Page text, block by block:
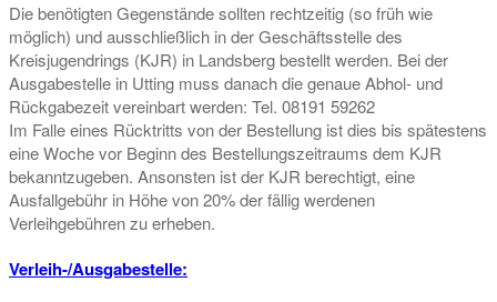
Die benötigten Gegenstände sollten rechtzeitig (so früh wie
möglich) und ausschließlich in der Geschäftsstelle des
Kreisjugendrings (KJR) in Landsberg bestellt werden. Bei der
Ausgabestelle in Utting muss danach die genaue Abhol- und
Rückgabezeit vereinbart werden: Tel. 08191 59262
Im Falle eines Rücktritts von der Bestellung ist dies bis spätestens
eine Woche vor Beginn des Bestellungszeitraums dem KJR
bekanntzugeben. Ansonsten ist der KJR berechtigt, eine
Ausfallgebühr in Höhe von 20% der fällig werdenen
Verleihgebühren zu erheben.
Verleih-/Ausgabestelle: